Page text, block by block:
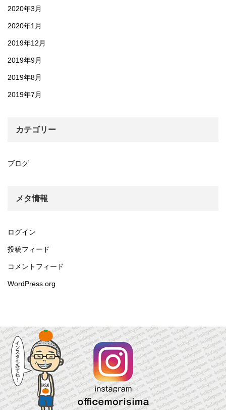
2020年3月
2020年1月
2019年12月
2019年9月
2019年8月
2019年7月
カテゴリー
ブログ
メタ情報
ログイン
投稿フィード
コメントフィード
WordPress.org